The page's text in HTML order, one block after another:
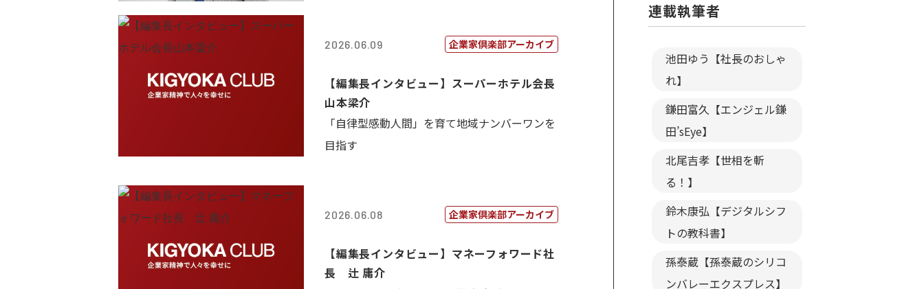
2026.06.09 企業家倶楽部アーカイブ
【編集長インタビュー】スーパーホテル会長
山本梁介
「自律型感動人間」を育て地域ナンバーワンを
目指す
2026.06.08 企業家倶楽部アーカイブ
【編集長インタビュー】マネーフォワード社
長 辻 庸介
連載執筆者
池田ゆう【社長のおしゃ
れ】
鎌田富久【エンジェル鎌
田’sEye】
北尾吉孝【世相を斬
る！】
鈴木康弘【デジタルシフ
トの教科書】
孫泰蔵【孫泰蔵のシリコ
ンバレーエクスプレス】